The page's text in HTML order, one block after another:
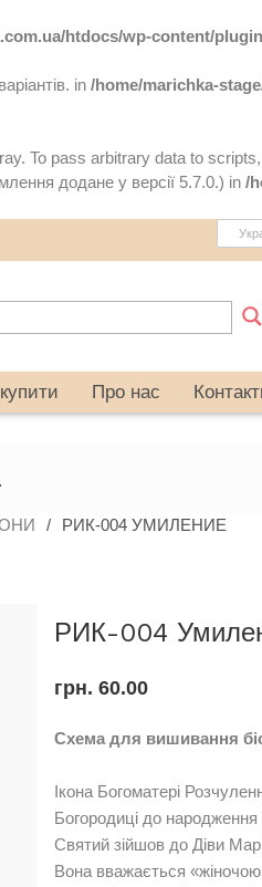
htdocs/wp-content/
in /home/marichka-
To pass arbitrary data to
додане у версії 5.7.0.) in /
Про нас
/ РИК-004 УМИЛЕНИЕ
РИК-004
грн. 60.00
Схема для вишивання
Ікона Богоматері
Богородиці до
Святий зійшов до Діви
Вона вважається